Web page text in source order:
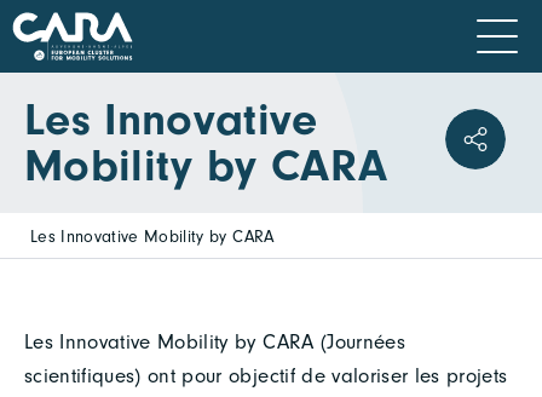
Les Innovative
Mobility by CARA
Les Innovative Mobility by CARA
Les Innovative Mobility by CARA (Journées
scientifiques) ont pour objectif de valoriser les projets